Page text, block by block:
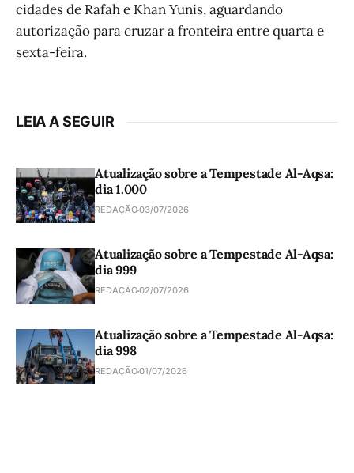
cidades de Rafah e Khan Yunis, aguardando
autorização para cruzar a fronteira entre quarta e
sexta-feira.
LEIA A SEGUIR
Atualização sobre a Tempestade Al-Aqsa:
dia 1.000
REDAÇÃO03/07/2026
Atualização sobre a Tempestade Al-Aqsa:
dia 999
REDAÇÃO02/07/2026
Atualização sobre a Tempestade Al-Aqsa:
dia 998
REDAÇÃO01/07/2026